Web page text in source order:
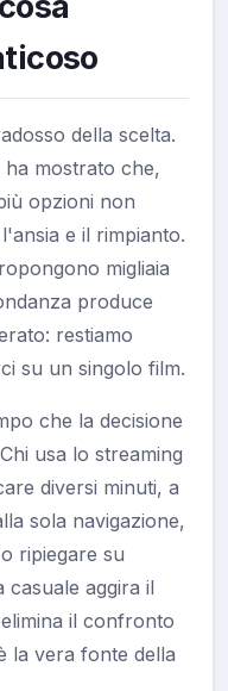
della scelta.
mostrato che,
opzioni non
e il rimpianto.
migliaia
produce
restiamo
su un singolo film.
che la decisione
usa lo streaming
diversi minuti, a
sola navigazione,
ripiegare su
casuale aggira il
il confronto
la vera fonte della